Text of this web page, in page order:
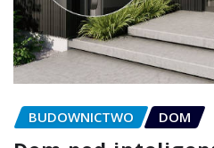
BUDOWNICTWO DOM